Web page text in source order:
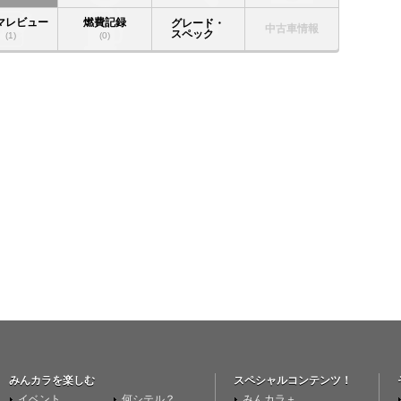
レビュー
(1)
燃費記録
(0)
グレード・
スペック
中古車情報
みんカラを楽しむ
スペシャルコンテンツ！